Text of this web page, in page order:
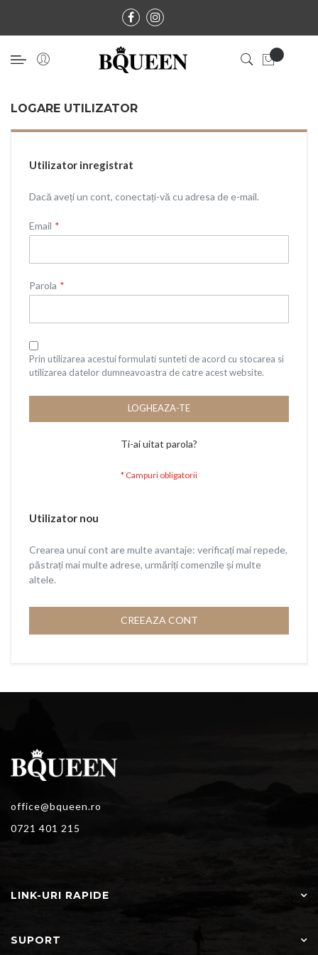
LOGARE UTILIZATOR
Utilizator inregistrat
Dacă aveți un cont, conectați-vă cu adresa de e-mail.
Email
Parola
Prin utilizarea acestui formulati sunteti de acord cu stocarea si
utilizarea datelor dumneavoastra de catre acest website.
LOGHEAZA-TE
Ti-ai uitat parola?
Utilizator nou
Crearea unui cont are multe avantaje: verificați mai repede,
păstrați mai multe adrese, urmăriți comenzile și multe
altele.
CREEAZA CONT
office@bqueen.ro
0721 401 215
LINK-URI RAPIDE
SUPORT